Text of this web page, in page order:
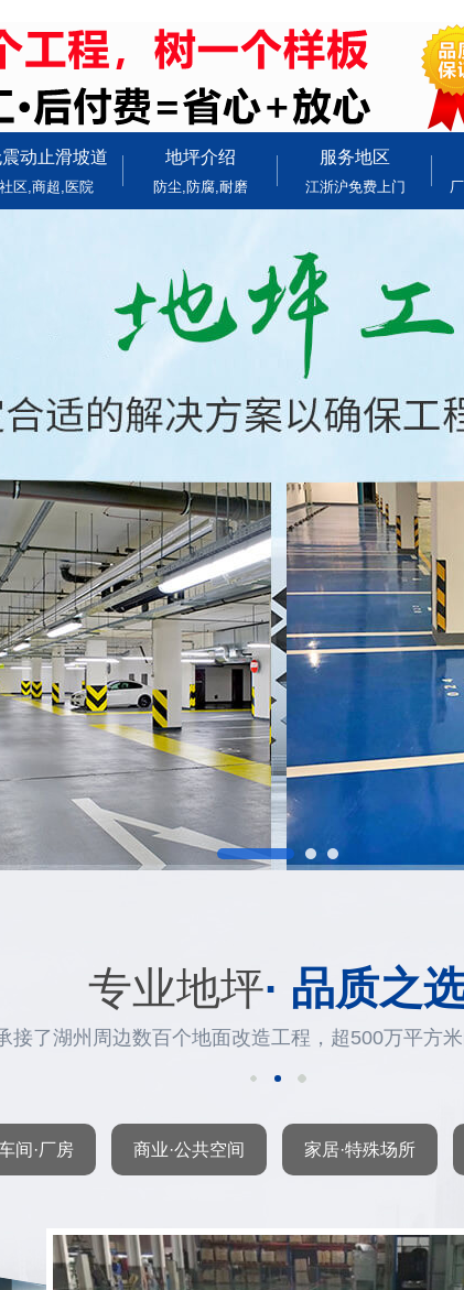
动止滑坡道
社区,商超,医院
地坪介绍
防尘,防腐,耐磨
服务地区
江浙沪免费上门
专业地坪· 品质之
接了湖州周边数百个地面改造工程，超500万平方
间·厂房 商业·公共空间 家居·特殊场所